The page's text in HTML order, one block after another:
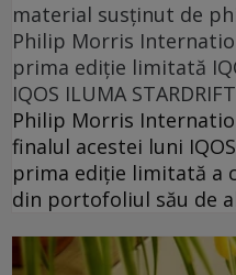
material susținut de
Philip Morris
prima ediție limitată
IQOS ILUMA STARDRIFT
Philip Morris
finalul acestei luni IQOS
prima ediție limitată a
din portofoliul său de